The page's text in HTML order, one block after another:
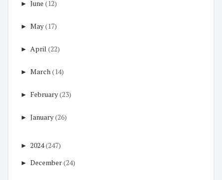
► June (12)
► May(17)
► April (22)
► March(14)
► February(23)
► January(26)
► 2024(247)
► December(24)